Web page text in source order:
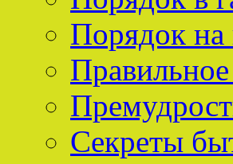
Порядок на
Секреты